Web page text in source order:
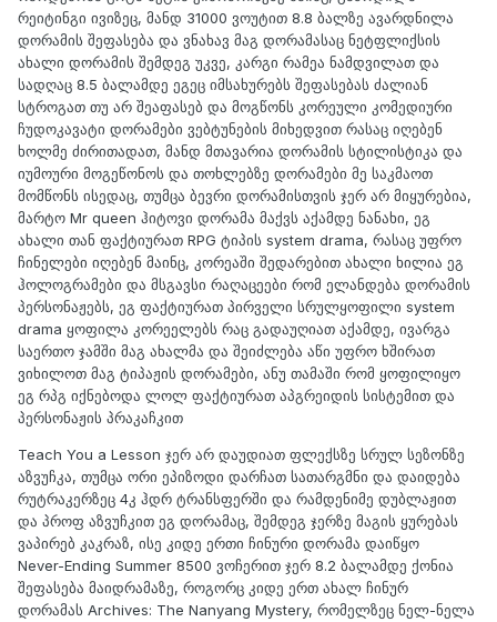
რეიტინგი ივიზეც, მანდ 31000 ვოუტით 8.8 ბალზე ავარდნილა
დორამის შეფასება და ვნახავ მაგ დორამასაც ნეტფლიქსის
ახალი დორამის შემდეგ უკვე, კარგი რამეა ნამდვილათ და
სადღაც 8.5 ბალამდე ეგეც იმსახურებს შეფასებას ძალიან
სტროგათ თუ არ შეაფასებ და მოგწონს კორეული კომედიური
ჩუდოკავატი დორამები ვებტუნების მიხედვით რასაც იღებენ
ხოლმე ძირითადათ, მანდ მთავარია დორამის სტილისტიკა და
იუმოური მოგეწონოს და თოხლებზე დორამები მე საკმაოთ
მომწონს ისედაც, თუმცა ბევრი დორამისთვის ჯერ არ მიყურებია,
მარტო Mr queen ჰიტოვი დორამა მაქვს აქამდე ნანახი, ეგ
ახალი თან ფაქტიურათ RPG ტიპის system drama, რასაც უფრო
ჩინელები იღებენ მაინც, კორეაში შედარებით ახალი ხილია ეგ
ჰოლოგრამები და მსგავსი რაღაცეები რომ ელანდება დორამის
პერსონაჟებს, ეგ ფაქტიურათ პირველი სრულყოფილი system
drama ყოფილა კორეელებს რაც გადაუღიათ აქამდე, ივარგა
საერთო ჯამში მაგ ახალმა და შეიძლება აწი უფრო ხშირათ
ვიხილოთ მაგ ტიპაჟის დორამები, ანუ თამაში რომ ყოფილიყო
ეგ რპგ იქნებოდა ლოლ ფაქტიურათ აპგრეიდის სისტემით და
პერსონაჟის პრაკაჩკით
Teach You a Lesson ჯერ არ დაუდიათ ფლექსზე სრულ სეზონზე
აზვუჩკა, თუმცა ორი ეპიზოდი დარჩათ სათარგმნი და დაიდება
რუტრაკერზეც 4კ ჰდრ ტრანსფერში და რამდენიმე დუბლაჟით
და პროფ აზვუჩკით ეგ დორამაც, შემდეგ ჯერზე მაგის ყურებას
ვაპირებ კაკრაზ, ისე კიდე ერთი ჩინური დორამა დაიწყო
Never-Ending Summer 8500 ვოჩერით ჯერ 8.2 ბალამდე ქონია
შეფასება მაიდრამაზე, როგორც კიდე ერთ ახალ ჩინურ
დორამას Archives: The Nanyang Mystery, რომელზეც ნელ-ნელა